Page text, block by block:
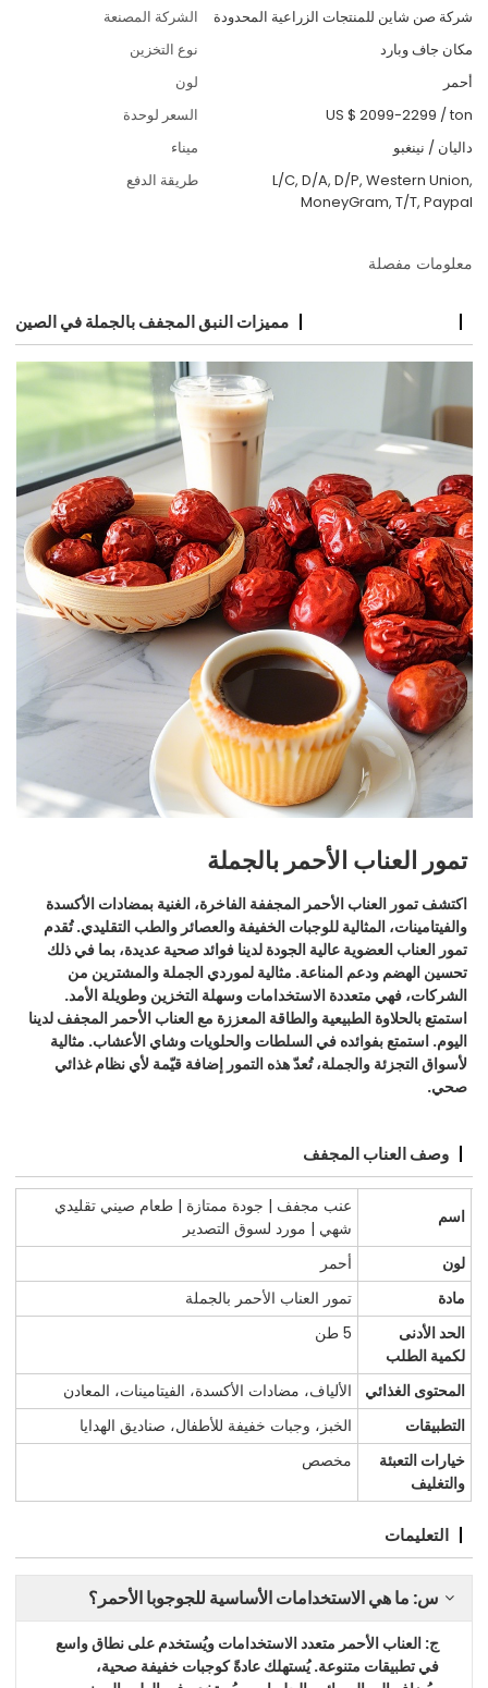
الشركة المصنعة
شركة صن شاين للمنتجات الزراعية المحدودة
نوع التخزين
مكان جاف وبارد
لون
أحمر
السعر لوحدة
US $ 2099-2299 / ton
ميناء
داليان / نينغبو
طريقة الدفع
L/C, D/A, D/P, Western Union,
MoneyGram, T/T, Paypal
معلومات مفصلة
مميزات النبق المجفف بالجملة في الصين
تمور العناب الأحمر بالجملة
اكتشف تمور العناب الأحمر المجففة الفاخرة، الغنية بمضادات الأكسدة
والفيتامينات، المثالية للوجبات الخفيفة والعصائر والطب التقليدي. تُقدم
تمور العناب العضوية عالية الجودة لدينا فوائد صحية عديدة، بما في ذلك
تحسين الهضم ودعم المناعة. مثالية لموردي الجملة والمشترين من
الشركات، فهي متعددة الاستخدامات وسهلة التخزين وطويلة الأمد.
استمتع بالحلاوة الطبيعية والطاقة المعززة مع العناب الأحمر المجفف لدينا
اليوم. استمتع بفوائده في السلطات والحلويات وشاي الأعشاب. مثالية
لأسواق التجزئة والجملة، تُعدّ هذه التمور إضافة قيّمة لأي نظام غذائي
صحي.
وصف العناب المجفف
اسم
عنب مجفف | جودة ممتازة | طعام صيني تقليدي
شهي | مورد لسوق التصدير
لون
أحمر
مادة
تمور العناب الأحمر بالجملة
الحد الأدنى
لكمية الطلب
5 طن
المحتوى الغذائي
الألياف، مضادات الأكسدة، الفيتامينات، المعادن
التطبيقات
الخبز، وجبات خفيفة للأطفال، صناديق الهدايا
خيارات التعبئة
والتغليف
مخصص
التعليمات
س: ما هي الاستخدامات الأساسية للجوجوبا الأحمر؟
ج: العناب الأحمر متعدد الاستخدامات ويُستخدم على نطاق واسع
في تطبيقات متنوعة. يُستهلك عادةً كوجبات خفيفة صحية،